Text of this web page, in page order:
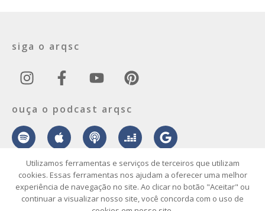
siga o arqsc
ouça o podcast arqsc
sobre contato envie seu projeto publicidade vídeo podcast
Utilizamos ferramentas e serviços de terceiros que utilizam
cookies. Essas ferramentas nos ajudam a oferecer uma melhor
experiência de navegação no site. Ao clicar no botão "Aceitar" ou
continuar a visualizar nosso site, você concorda com o uso de